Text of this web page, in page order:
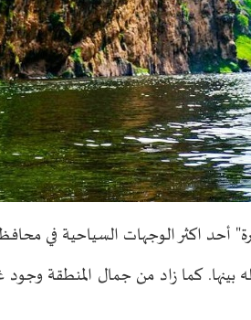
اكثر الوجهات السياحية في
كما زاد من جمال المنطقة وجود